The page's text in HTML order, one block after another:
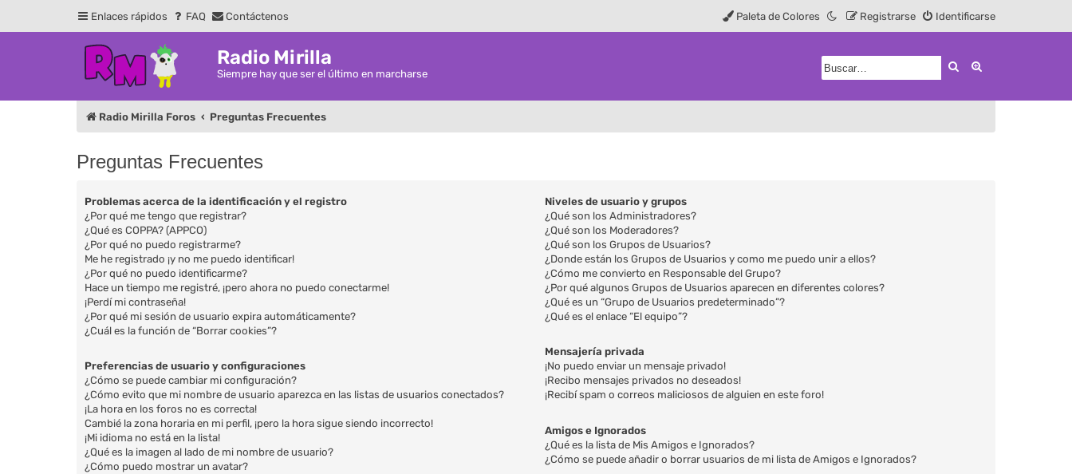
Enlaces rápidos FAQ Contáctenos Identificarse
Registrarse
Paleta de Colores
Radio Mirilla
Siempre hay que ser el último en marcharse
Buscar
Radio Mirilla Foros Preguntas Frecuentes
Preguntas Frecuentes
Problemas acerca de la identificación y el registro
¿Por qué me tengo que registrar?
¿Qué es COPPA? (APPCO)
¿Por qué no puedo registrarme?
Me he registrado ¡y no me puedo identificar!
¿Por qué no puedo identificarme?
Hace un tiempo me registré, ¡pero ahora no puedo conectarme!
¡Perdí mi contraseña!
¿Por qué mi sesión de usuario expira automáticamente?
¿Cuál es la función de “Borrar cookies”?
Preferencias de usuario y configuraciones
¿Cómo se puede cambiar mi configuración?
¿Cómo evito que mi nombre de usuario aparezca en las listas de usuarios conectados?
¡La hora en los foros no es correcta!
Cambié la zona horaria en mi perfil, ¡pero la hora sigue siendo incorrecto!
¡Mi idioma no está en la lista!
¿Qué es la imagen al lado de mi nombre de usuario?
¿Cómo puedo mostrar un avatar?
Niveles de usuario y grupos
¿Qué son los Administradores?
¿Qué son los Moderadores?
¿Qué son los Grupos de Usuarios?
¿Donde están los Grupos de Usuarios y como me puedo unir a ellos?
¿Cómo me convierto en Responsable del Grupo?
¿Por qué algunos Grupos de Usuarios aparecen en diferentes colores?
¿Qué es un “Grupo de Usuarios predeterminado”?
¿Qué es el enlace “El equipo”?
Mensajería privada
¡No puedo enviar un mensaje privado!
¡Recibo mensajes privados no deseados!
¡Recibí spam o correos maliciosos de alguien en este foro!
Amigos e Ignorados
¿Qué es la lista de Mis Amigos e Ignorados?
¿Cómo se puede añadir o borrar usuarios de mi lista de Amigos e Ignorados?